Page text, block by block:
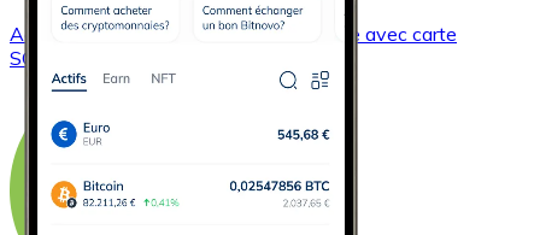
AcheterSolanaavec virement bancaire avec carte
SOL